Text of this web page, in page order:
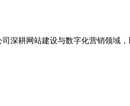
深耕网站建设与数字化营销领域